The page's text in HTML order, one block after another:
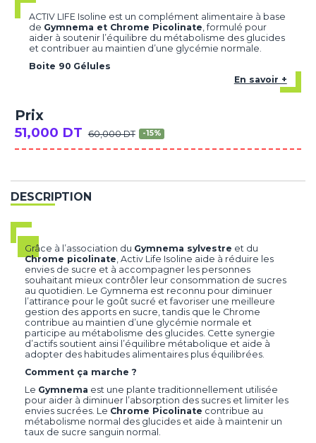
ACTIV LIFE Isoline est un complément alimentaire à base
de Gymnema et Chrome Picolinate ,formulé pour
aider à soutenir l’équilibre du métabolisme des glucides
et contribuer au maintien d’une glycémie normale.
Boite 90 Gélules
En savoir +
Prix
51,000 DT 60,000 DT -15%
DESCRIPTION
Grâce à l’association du Gymnema sylvestre et du
Chrome picolinate, Activ Life Isoline aide à réduire les
envies de sucre et à accompagner les personnes
souhaitant mieux contrôler leur consommation de sucres
au quotidien. Le Gymnema est reconnu pour diminuer
l’attirance pour le goût sucré et favoriser une meilleure
gestion des apports en sucre, tandis que le Chrome
contribue au maintien d’une glycémie normale et
participe au métabolisme des glucides. Cette synergie
d’actifs soutient ainsi l’équilibre métabolique et aide à
adopter des habitudes alimentaires plus équilibrées.
Comment ça marche ?
Le Gymnema est une plante traditionnellement utilisée
pour aider à diminuer l’absorption des sucres et limiter les
envies sucrées. Le Chrome Picolinate contribue au
métabolisme normal des glucides et aide à maintenir un
taux de sucre sanguin normal.